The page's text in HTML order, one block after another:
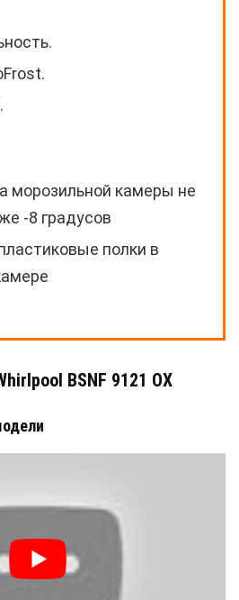
морозильной камеры не
-8 градусов
полки в
BSNF 9121 OX